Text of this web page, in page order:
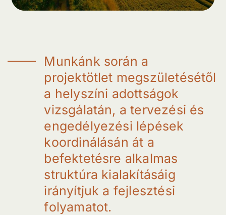
Munkánk során a
projektötlet megszületésétől
a helyszíni adottságok
vizsgálatán, a tervezési és
engedélyezési lépések
koordinálásán át a
befektetésre alkalmas
struktúra kialakításáig
irányítjuk a fejlesztési
folyamatot.